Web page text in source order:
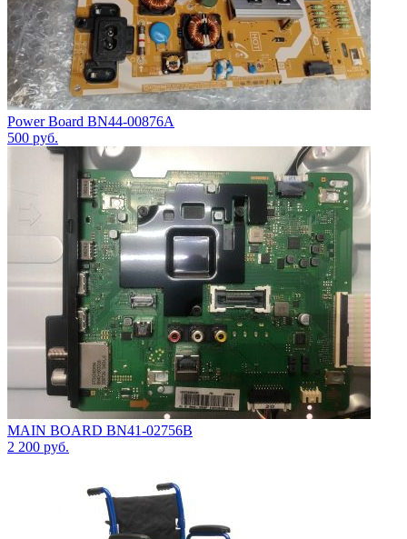
Power Board BN44-00876A
500 руб.
MAIN BOARD BN41-02756B
2 200 руб.